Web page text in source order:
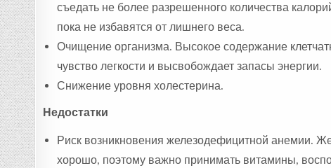
съедать не более разрешенного количества
пока не избавятся от лишнего веса.
Очищение организма. Высокое содержание
чувство легкости и высвобождает запасы энергии.
Снижение уровня холестерина.
Недостатки
Риск возникновения железодефицитной анемии.
хорошо, поэтому важно принимать витамины,